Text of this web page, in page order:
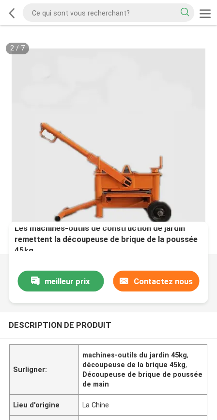
2/ 7
Les machines-outils de construction de jardin
remettent la découpeuse de brique de la poussée
45kg
meilleur prix Contactez nous
DESCRIPTION DE PRODUIT
Surligner:
machines-outils du jardin 45kg,
découpeuse de la brique 45kg,
Découpeuse de brique de poussée
de main
Lieu d'origine La Chine